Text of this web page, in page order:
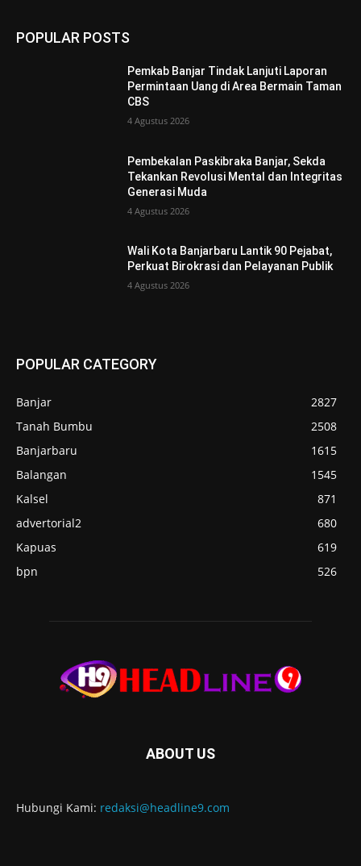
POPULAR POSTS
Pemkab Banjar Tindak Lanjuti Laporan
Permintaan Uang di Area Bermain Taman
CBS
4 Agustus 2026
Pembekalan Paskibraka Banjar, Sekda
Tekankan Revolusi Mental dan Integritas
Generasi Muda
4 Agustus 2026
Wali Kota Banjarbaru Lantik 90 Pejabat,
Perkuat Birokrasi dan Pelayanan Publik
4 Agustus 2026
POPULAR CATEGORY
Banjar
2827
Tanah Bumbu
2508
Banjarbaru
1615
Balangan
1545
Kalsel
871
advertorial2
680
Kapuas
619
bpn
526
ABOUT US
Hubungi Kami: redaksi@headline9.com